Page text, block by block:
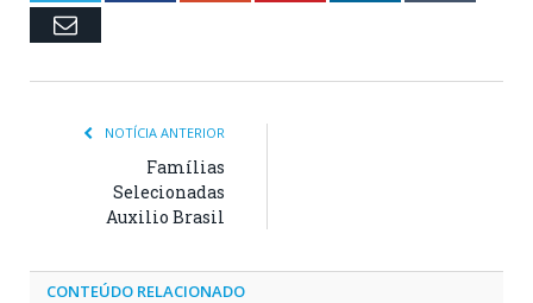
Email
NOTÍCIA ANTERIOR
Famílias
Selecionadas
Auxilio Brasil
CONTEÚDO RELACIONADO